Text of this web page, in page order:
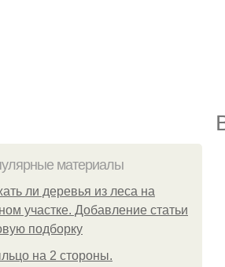
материалы
ли деревья из леса на
участке. Добавление статьи
подборку
на 2 стороны.